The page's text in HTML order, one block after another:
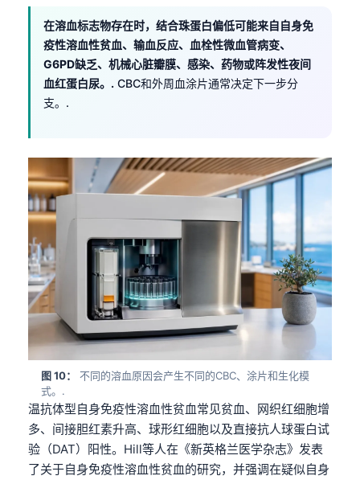
在溶血标志物存在时，结合珠蛋白偏低可能来自自身免
疫性溶血性贫血、输血反应、血栓性微血管病变、
G6PD缺乏、机械心脏瓣膜、感染、药物或阵发性夜间
血红蛋白尿。. CBC和外周血涂片通常决定下一步分
支。.
图 10：
不同的溶血原因会产生不同的CBC、涂片和生化模
式。.
温抗体型自身免疫性溶血性贫血常见贫血、网织红细胞增
多、间接胆红素升高、球形红细胞以及直接抗人球蛋白试
验（DAT）阳性。Hill等人在《新英格兰医学杂志》发表
了关于自身免疫性溶血性贫血的研究，并强调在疑似自身
Íslenska
Српски језик
Svenska
Azərbaycan dili
Eesti
日本語
Čeština
ქართული
Polski
Shqip
বাংলা